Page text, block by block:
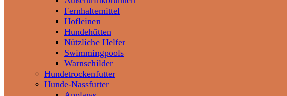
Fernhaltemittel
Hofleinen
Hundehütten
Nützliche Helfer
Swimmingpools
Warnschilder
Hundetrockenfutter
Hunde-Nassfutter